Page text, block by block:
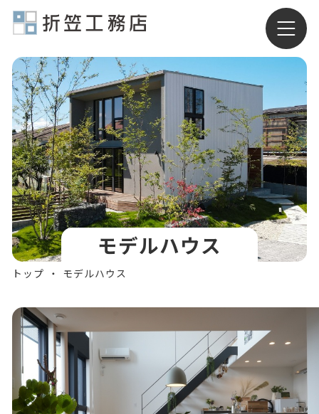
有限会社折笠工務店
モデルハウス
トップ モデルハウス